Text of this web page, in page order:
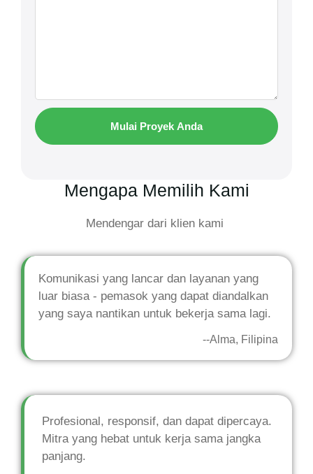
Mulai Proyek Anda
Mengapa Memilih Kami
Mendengar dari klien kami
Komunikasi yang lancar dan layanan yang
luar biasa - pemasok yang dapat diandalkan
yang saya nantikan untuk bekerja sama lagi.
--Alma, Filipina
Profesional, responsif, dan dapat dipercaya.
Mitra yang hebat untuk kerja sama jangka
panjang.